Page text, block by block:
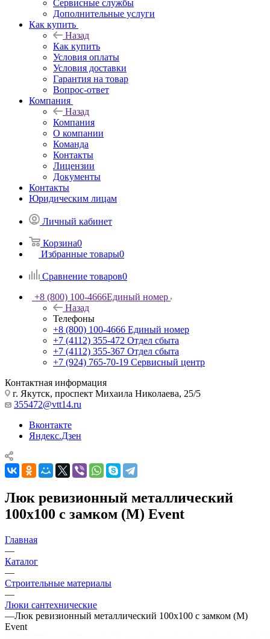
Сервисные службы
Дополнительные услуги
Как купить
Назад
Как купить
Условия оплаты
Условия доставки
Гарантия на товар
Вопрос-ответ
Компания
Назад
Компания
О компании
Команда
Контакты
Лицензии
Документы
Контакты
Юридическим лицам
Личный кабинет
Корзина0
Избранные товары0
Сравнение товаров0
+8 (800) 100-4666Единый номер
Назад
Телефоны
+8 (800) 100-4666 Единый номер
+7 (4112) 355-472 Отдел сбыта
+7 (4112) 355-367 Отдел сбыта
+7 (924) 765-70-19 Сервисный центр
Контактная информация
г. Якутск, проспект Михаила Николаева, 25/5
355472@vtt14.ru
Вконтакте
Яндекс.Дзен
Люк ревизионный металлический
100х100 с замком (М) Event
Главная
—
Каталог
—
Строительные материалы
—
Люки сантехнические
—Люк ревизионный металлический 100х100 с замком (М)
Event